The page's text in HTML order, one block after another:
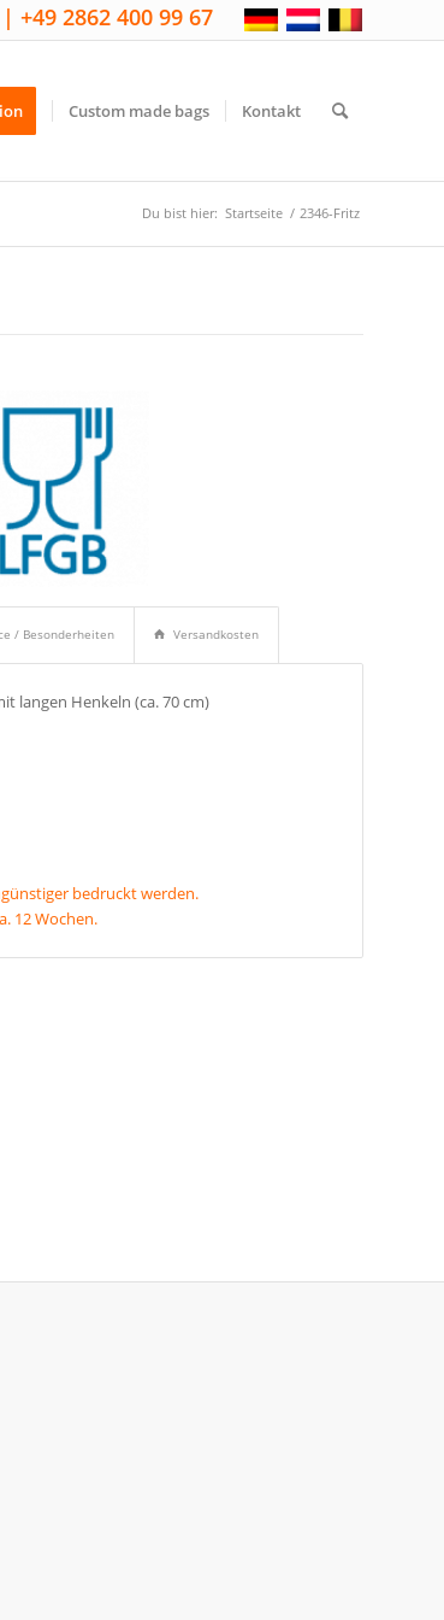
+49 2862 400 99 67
Custom made bags Kontakt
Du bist hier: Startseite / 2346-Fritz
/ Besonderheiten Versandkosten
langen Henkeln (ca. 70 cm)
bedruckt werden.
12 Wochen.